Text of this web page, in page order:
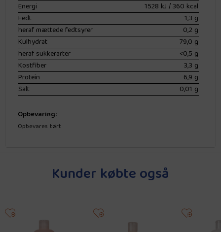
Energi
1528 kJ / 360 kcal
Fedt
1,3 g
heraf mættede fedtsyrer
0,2 g
Kulhydrat
79,0 g
heraf sukkerarter
<0,5 g
Kostfiber
3,3 g
Protein
6,9 g
Salt
0,01 g
Opbevaring:
Opbevares tørt
Kunder købte også